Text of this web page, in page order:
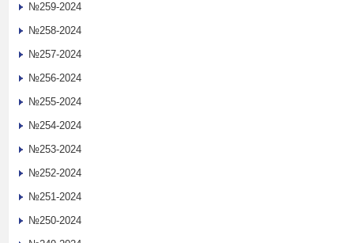
№259-2024
№258-2024
№257-2024
№256-2024
№255-2024
№254-2024
№253-2024
№252-2024
№251-2024
№250-2024